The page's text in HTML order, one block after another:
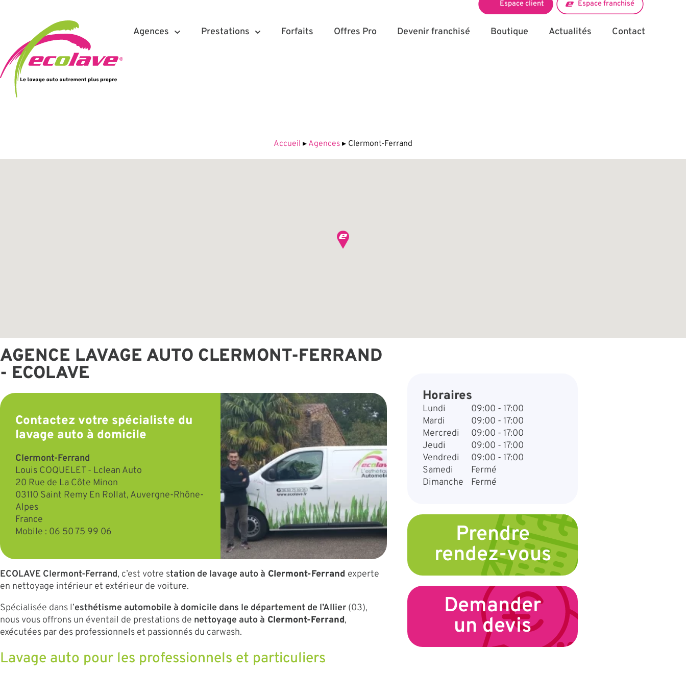
Agences Prestations Forfaits Offres Pro Devenir franchisé Boutique Actualités Contact
Espace client Espace franchisé
Accueil ▸ Agences ▸ Clermont-Ferrand
AGENCE LAVAGE AUTO CLERMONT-FERRAND
- ECOLAVE
Contactez votre spécialiste du
lavage auto à domicile
Clermont-Ferrand
Louis COQUELET - Lclean Auto
20 Rue de La Côte Minon
03110 Saint Remy En Rollat, Auvergne-Rhône-
Alpes
France
Mobile : 06 50 75 99 06
ECOLAVE Clermont-Ferrand, c’est votre station de lavage auto à Clermont-Ferrand experte
en nettoyage intérieur et extérieur de voiture.
Spécialisée dans l’esthétisme automobile à domicile dans le département de l’Allier (03),
nous vous offrons un éventail de prestations de nettoyage auto à Clermont-Ferrand,
exécutées par des professionnels et passionnés du carwash.
Lavage auto pour les professionnels et particuliers
Horaires
Lundi
09:00 - 17:00
Mardi
09:00 - 17:00
Mercredi
09:00 - 17:00
Jeudi
09:00 - 17:00
Vendredi
09:00 - 17:00
Samedi
Fermé
Dimanche
Fermé
Prendre
rendez-vous
Demander
un devis